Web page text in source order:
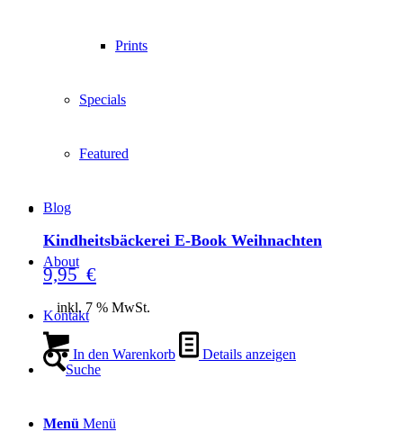
Prints
Specials
Featured
Blog
About
Kontakt
Suche
Menü Menü
Kindheitsbäckerei E-Book Weihnachten
9,95 €
inkl. 7 % MwSt.
In den Warenkorb Details anzeigen